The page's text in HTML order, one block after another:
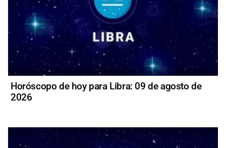
Horóscopo de hoy para Libra: 09 de agosto de
2026